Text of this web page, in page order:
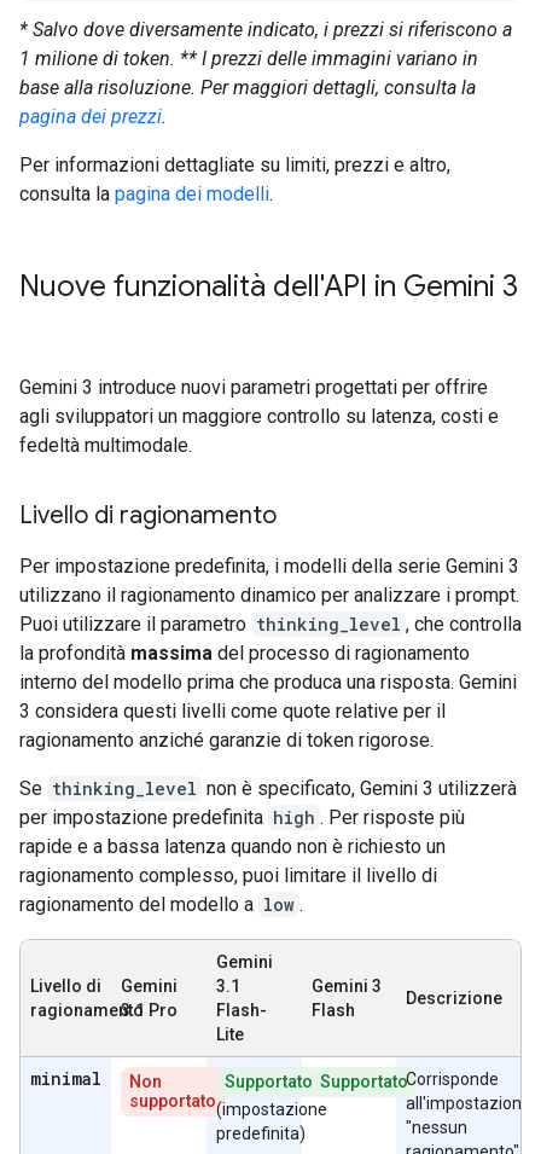
* Salvo dove diversamente indicato, i prezzi si riferiscono a
1 milione di token. ** I prezzi delle immagini variano in
base alla risoluzione. Per maggiori dettagli, consulta la
pagina dei prezzi.
Per informazioni dettagliate su limiti, prezzi e altro,
consulta la pagina dei modelli.
Nuove funzionalità dell'API in Gemini 3
Gemini 3 introduce nuovi parametri progettati per offrire
agli sviluppatori un maggiore controllo su latenza, costi e
fedeltà multimodale.
Livello di ragionamento
Per impostazione predefinita, i modelli della serie Gemini 3
utilizzano il ragionamento dinamico per analizzare i prompt.
Puoi utilizzare il parametro thinking_level , che controlla
la profondità massima del processo di ragionamento
interno del modello prima che produca una risposta. Gemini
3 considera questi livelli come quote relative per il
ragionamento anziché garanzie di token rigorose.
Se thinking_level non è specificato, Gemini 3 utilizzerà
per impostazione predefinita high . Per risposte più
rapide e a bassa latenza quando non è richiesto un
ragionamento complesso, puoi limitare il livello di
ragionamento del modello a low .
Livello di
ragionamento
Gemini
3.1 Pro
Gemini
3.1
Flash-
Lite
Gemini 3
Flash
Descrizione
minimal
Non
supportato
Supportato
(impostazione
predefinita)
SupportatoCorrisponde
all'impostazione
"nessun